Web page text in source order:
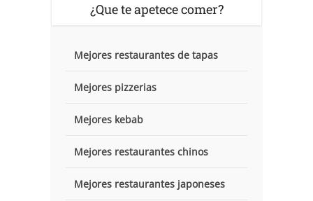
¿Que te apetece comer?
Mejores restaurantes de tapas
Mejores pizzerias
Mejores kebab
Mejores restaurantes chinos
Mejores restaurantes japoneses